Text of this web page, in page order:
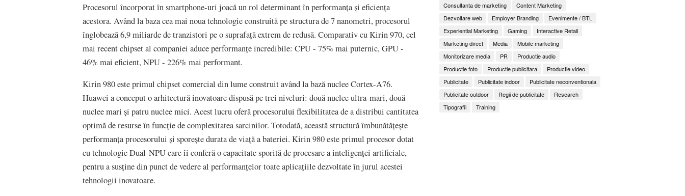
Procesorul încorporat în smartphone-uri joacă un rol determinant în performanța și eficiența
acestora. Având la baza cea mai noua tehnologie construită pe structura de 7 nanometri, procesorul
înglobează 6,9 miliarde de tranzistori pe o suprafață extrem de redusă. Comparativ cu Kirin 970, cel
mai recent chipset al companiei aduce performanțe incredibile: CPU - 75% mai puternic, GPU -
46% mai eficient, NPU - 226% mai performant.
Kirin 980 este primul chipset comercial din lume construit având la bază nuclee Cortex-A76.
Huawei a conceput o arhitectură inovatoare dispusă pe trei niveluri: două nuclee ultra-mari, două
nuclee mari și patru nuclee mici. Acest lucru oferă procesorului flexibilitatea de a distribui cantitatea
optimă de resurse în funcție de complexitatea sarcinilor. Totodată, această structură îmbunătățește
performanța procesorului și sporește durata de viață a bateriei. Kirin 980 este primul procesor dotat
cu tehnologie Dual-NPU care îi conferă o capacitate sporită de procesare a inteligenței artificiale,
pentru a susține din punct de vedere al performanțelor toate aplicațiile dezvoltate în jurul acestei
tehnologii inovatoare.
Consultanta de marketing
Content Marketing
Dezvoltare web
Employer Branding
Evenimente / BTL
Experiential Marketing
Gaming
Interactive Retail
Marketing direct
Media
Mobile marketing
Monitorizare media
PR
Productie audio
Productie foto
Productie publicitara
Productie video
Publicitate
Publicitate indoor
Publicitate neconventionala
Publicitate outdoor
Regii de publicitate
Research
Tipografii
Training